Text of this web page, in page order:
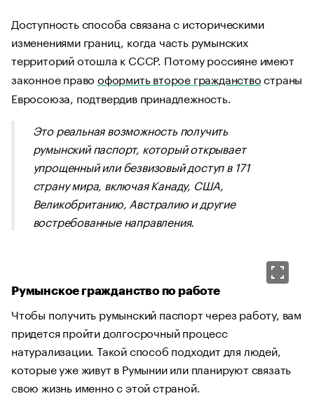
Доступность способа связана с историческими
изменениями границ, когда часть румынских
территорий отошла к СССР. Потому россияне имеют
законное правооформить второе гражданствостраны
Евросоюза, подтвердив принадлежность.
Это реальная возможность получить
румынский паспорт, который открывает
упрощенный или безвизовый доступ в 171
страну мира, включая Канаду, США,
Великобританию, Австралию и другие
востребованные направления.
Румынское гражданство по работе
Чтобы получить румынский паспорт через работу, вам
придется пройти долгосрочный процесс
натурализации. Такой способ подходит для людей,
которые уже живут в Румынии или планируют связать
свою жизнь именно с этой страной.